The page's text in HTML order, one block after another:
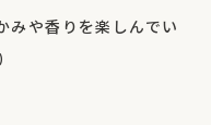
みや香りを楽しんでい